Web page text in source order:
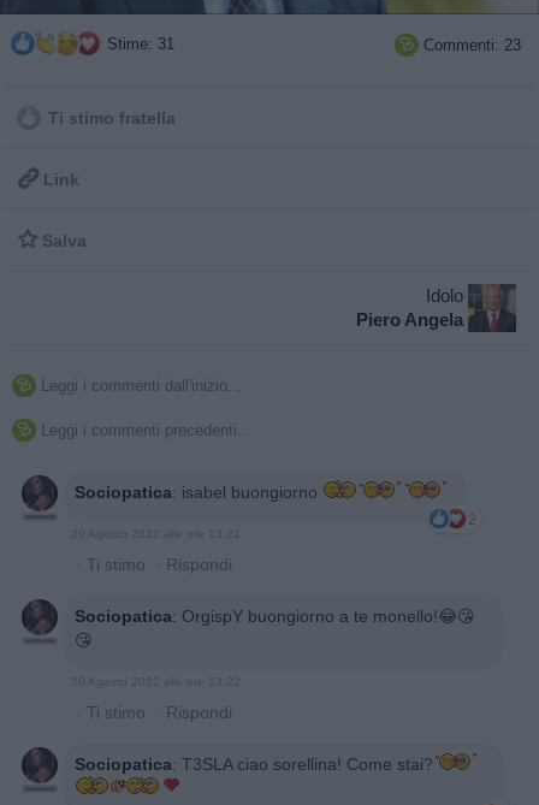
Stime: 31  Commenti: 23
Ti stimo fratella
 Link
 Salva
Idolo
Piero Angela
 Leggi i commenti dall'inizio...
 Leggi i commenti precedenti...
Sociopatica: isabel buongiorno
2
20 Agosto 2022 alle ore 13:21
· Ti stimo · Rispondi
Sociopatica: OrgispY buongiorno a te monello!😂😘
😘
20 Agosto 2022 alle ore 13:22
· Ti stimo · Rispondi
Sociopatica: T3SLA ciao sorellina! Come stai?